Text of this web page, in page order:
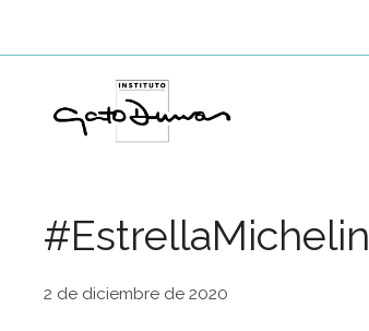
#EstrellaMichelin
2 de diciembre de 2020